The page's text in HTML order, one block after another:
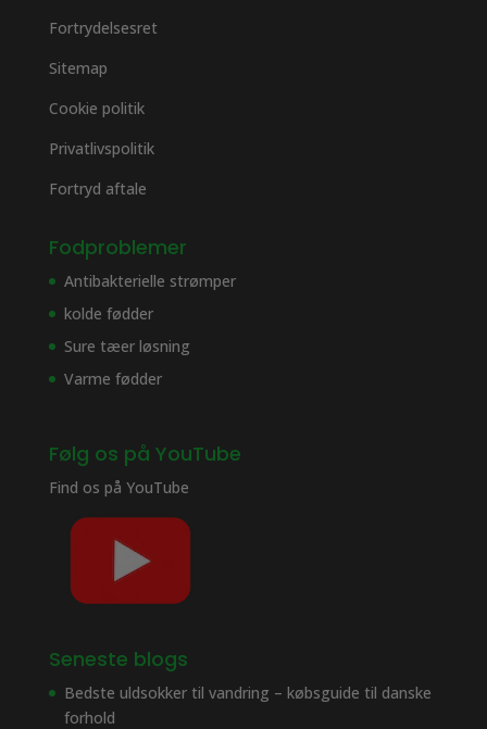
Fortrydelsesret
Sitemap
Cookie politik
Privatlivspolitik
Fortryd aftale
Fodproblemer
Antibakterielle strømper
kolde fødder
Sure tæer løsning
Varme fødder
Følg os på YouTube
Find os på YouTube
Seneste blogs
Bedste uldsokker til vandring – købsguide til danske
forhold